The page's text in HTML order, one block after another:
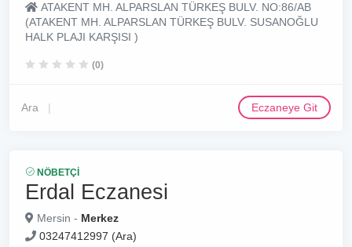
ATAKENT MH. ALPARSLAN TÜRKEŞ BULV. NO:86/AB
(ATAKENT MH. ALPARSLAN TÜRKEŞ BULV. SUSANOĞLU
HALK PLAJI KARŞISI )
(0)
Ara Eczaneye Git
NÖBETÇI
Erdal Eczanesi
Mersin - Merkez
03247412997 (Ara)